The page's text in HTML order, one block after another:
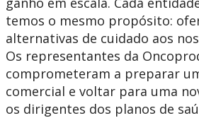
temos o mesmo propósito:
alternativas de cuidado aos
Os representantes da
comprometeram a preparar
comercial e voltar para uma
os dirigentes dos planos de